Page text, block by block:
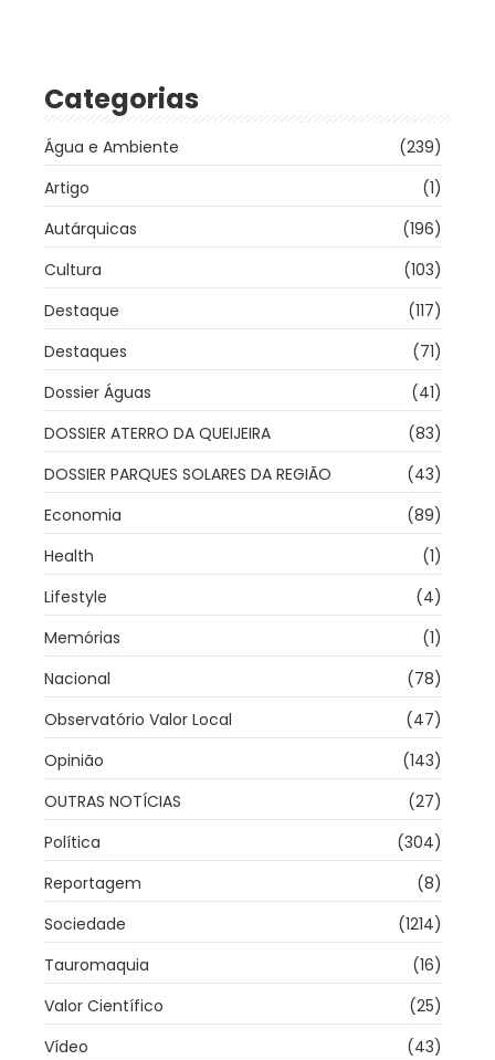
Categorias
Água e Ambiente
(239)
Artigo
(1)
Autárquicas
(196)
Cultura
(103)
Destaque
(117)
Destaques
(71)
Dossier Águas
(41)
DOSSIER ATERRO DA QUEIJEIRA
(83)
DOSSIER PARQUES SOLARES DA REGIÃO
(43)
Economia
(89)
Health
(1)
Lifestyle
(4)
Memórias
(1)
Nacional
(78)
Observatório Valor Local
(47)
Opinião
(143)
OUTRAS NOTÍCIAS
(27)
Política
(304)
Reportagem
(8)
Sociedade
(1214)
Tauromaquia
(16)
Valor Científico
(25)
Vídeo
(43)